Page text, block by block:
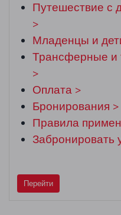
Путешествие с
>
Младенцы и
Трансферные и
>
Оплата >
Бронирования >
Правила
Забронировать
Перейти